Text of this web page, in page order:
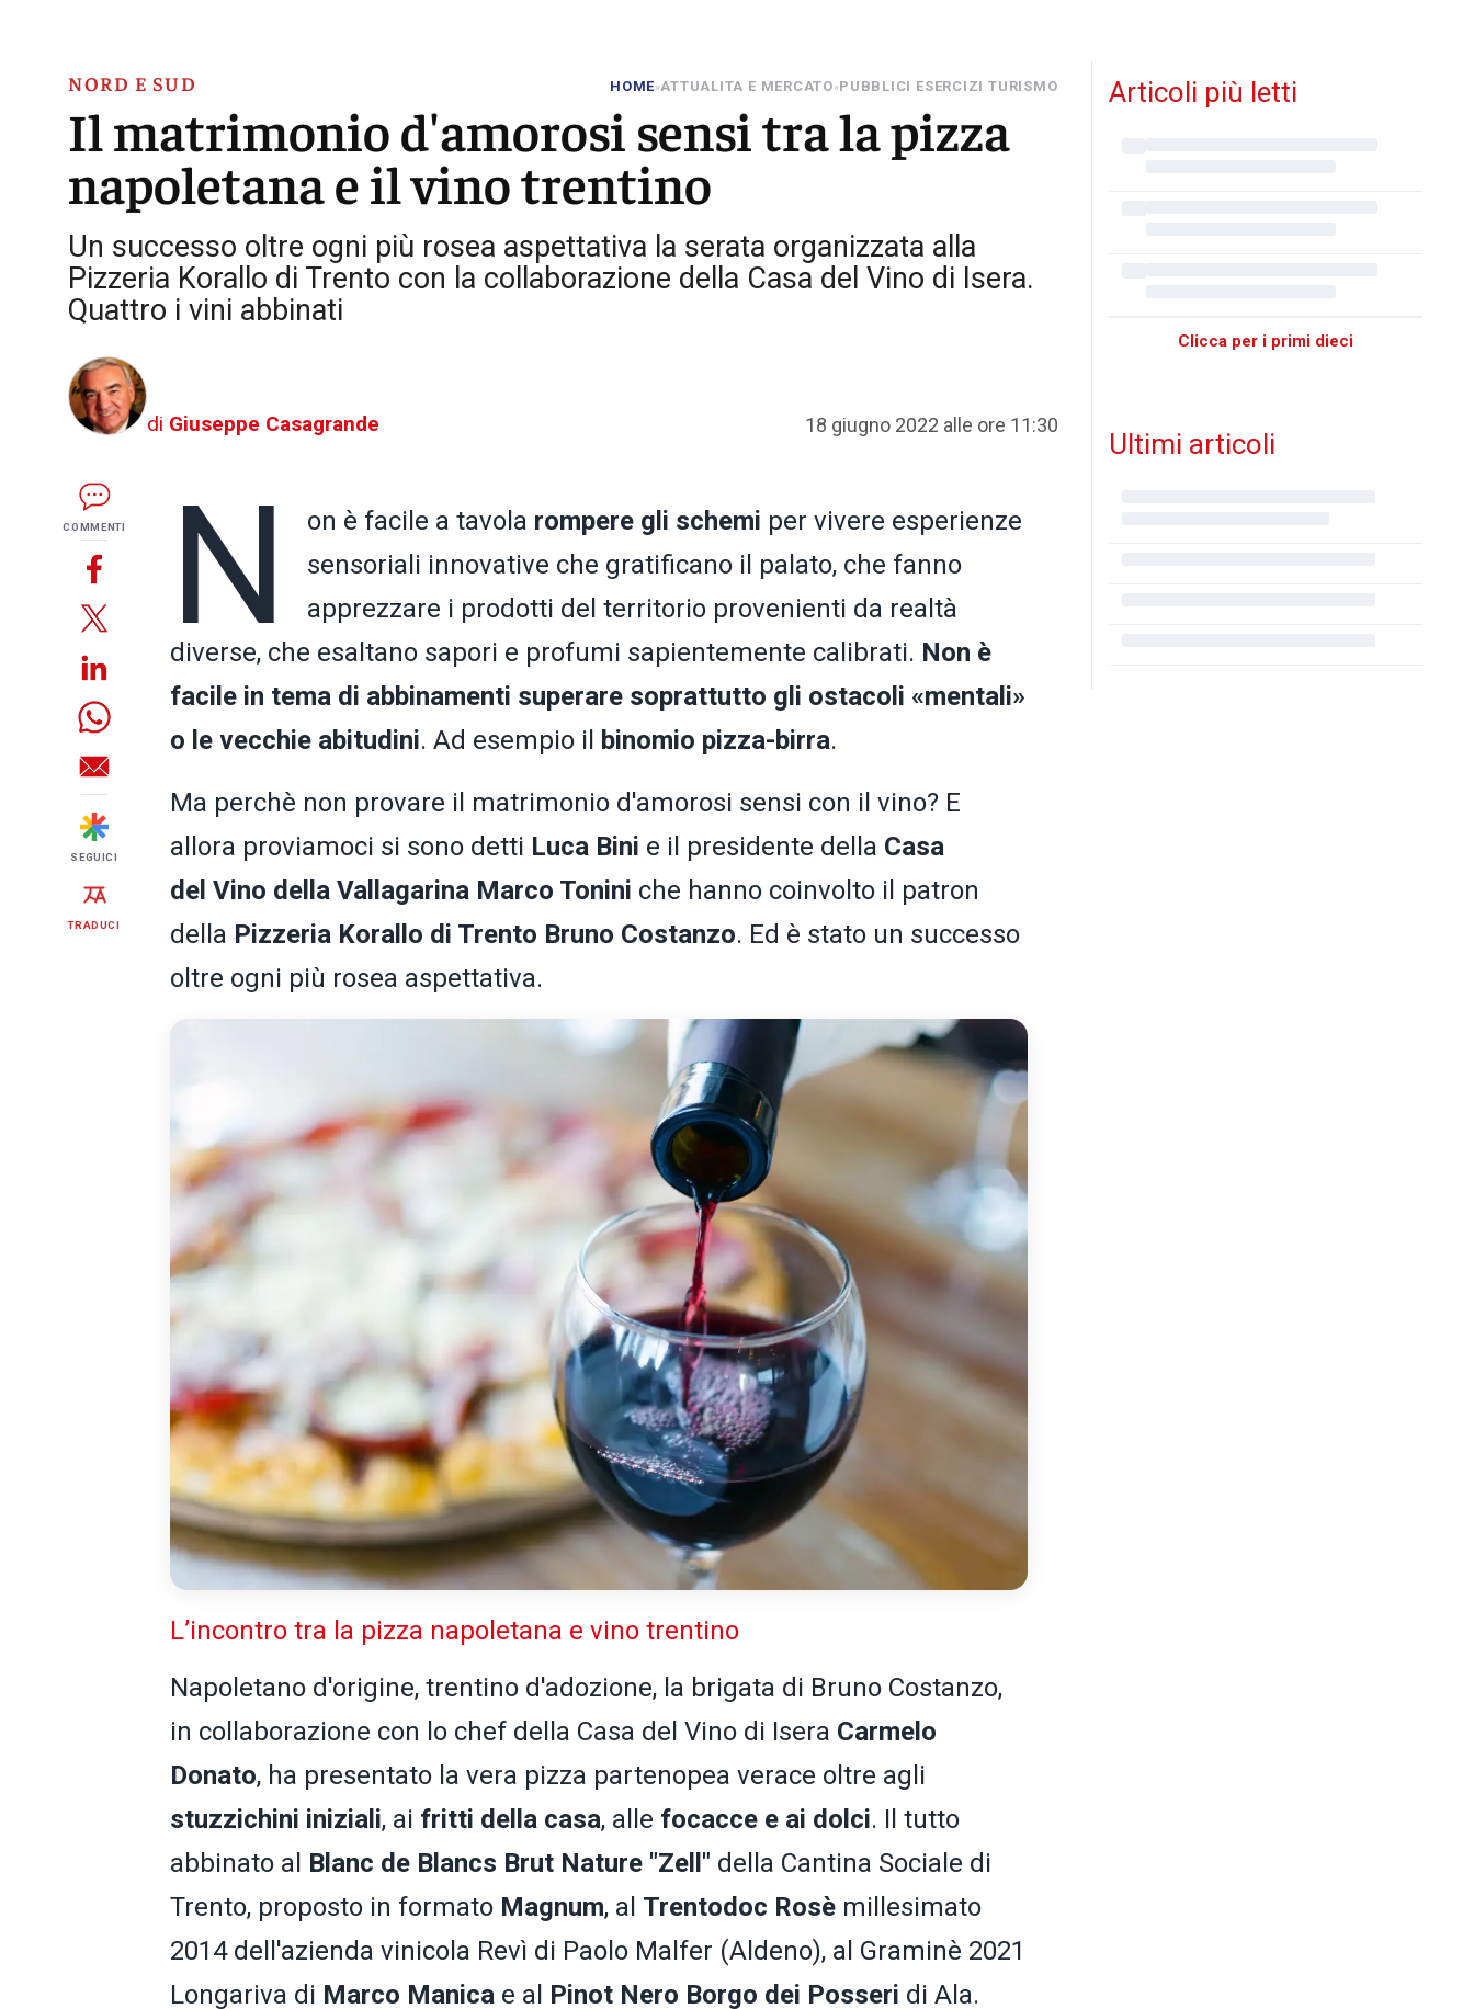
NORD E SUD HOME»ATTUALITA E MERCATO»PUBBLICI ESERCIZI TURISMO
Il matrimonio d'amorosi sensi tra la pizza
napoletana e il vino trentino
Un successo oltre ogni più rosea aspettativa la serata organizzata alla
Pizzeria Korallo di Trento con la collaborazione della Casa del Vino di Isera.
Quattro i vini abbinati
di Giuseppe Casagrande 18 giugno 2022 alle ore 11:30
COMMENTI
SEGUICI
TRADUCI
N on è facile a tavola rompere gli schemi per vivere esperienze
sensoriali innovative che gratificano il palato, che fanno
apprezzare i prodotti del territorio provenienti da realtà
diverse, che esaltano sapori e profumi sapientemente calibrati. Non è
facile in tema di abbinamenti superare soprattutto gli ostacoli «mentali»
o le vecchie abitudini. Ad esempio il binomio pizza-birra.
Ma perchè non provare il matrimonio d'amorosi sensi con il vino? E
allora proviamoci si sono detti Luca Bini e il presidente della Casa
del Vino della Vallagarina Marco Tonini che hanno coinvolto il patron
della Pizzeria Korallo di Trento Bruno Costanzo. Ed è stato un successo
oltre ogni più rosea aspettativa.
L’incontro tra la pizza napoletana e vino trentino
Napoletano d'origine, trentino d'adozione, la brigata di Bruno Costanzo,
in collaborazione con lo chef della Casa del Vino di Isera Carmelo
Donato, ha presentato la vera pizza partenopea verace oltre agli
stuzzichini iniziali, ai fritti della casa, alle focacce e ai dolci. Il tutto
abbinato al Blanc de Blancs Brut Nature "Zell" della Cantina Sociale di
Trento, proposto in formato Magnum, al Trentodoc Rosè millesimato
2014 dell'azienda vinicola Revì di Paolo Malfer (Aldeno), al Graminè 2021
Longariva di Marco Manica e al Pinot Nero Borgo dei Posseri di Ala.
Articoli più letti
Clicca per i primi dieci
Ultimi articoli